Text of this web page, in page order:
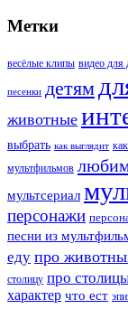
Метки
весёлые клипы видео для
песенки детям
животные
выбрать как выглядит
мультфильмов
мультсериал
персонажи
песни из
еду про
столицу про
характер что ест